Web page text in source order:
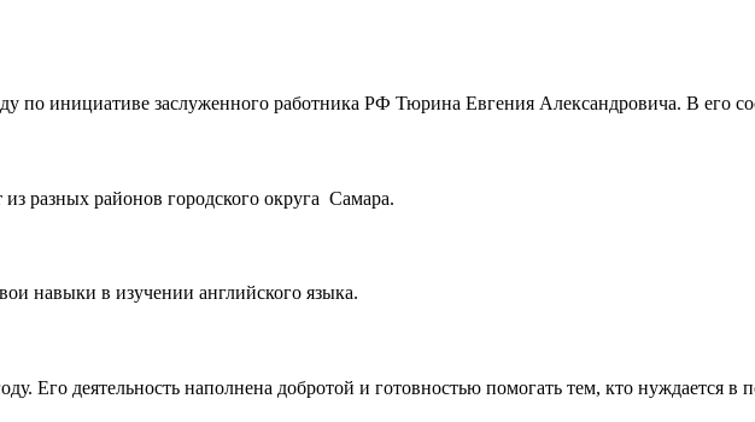
по инициативе заслуженного работника РФ Тюрина Евгения Александровича. В
разных районов городского округа Самара.
навыки в изучении английского языка.
Его деятельность наполнена добротой и готовностью помогать тем, кто нуждается в